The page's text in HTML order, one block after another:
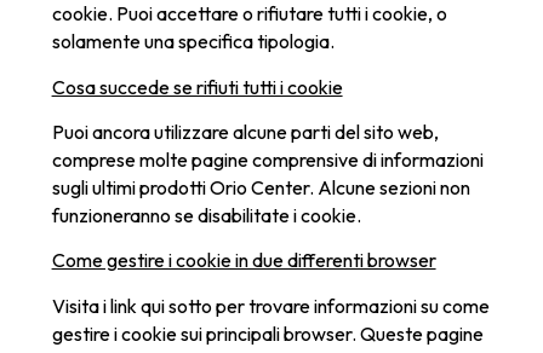
cookie. Puoi accettare o rifiutare tutti i cookie, o
solamente una specifica tipologia.
Cosa succede se rifiuti tutti i cookie
Puoi ancora utilizzare alcune parti del sito web,
comprese molte pagine comprensive di informazioni
sugli ultimi prodotti Orio Center. Alcune sezioni non
funzioneranno se disabilitate i cookie.
Come gestire i cookie in due differenti browser
Visita i link qui sotto per trovare informazioni su come
gestire i cookie sui principali browser. Queste pagine